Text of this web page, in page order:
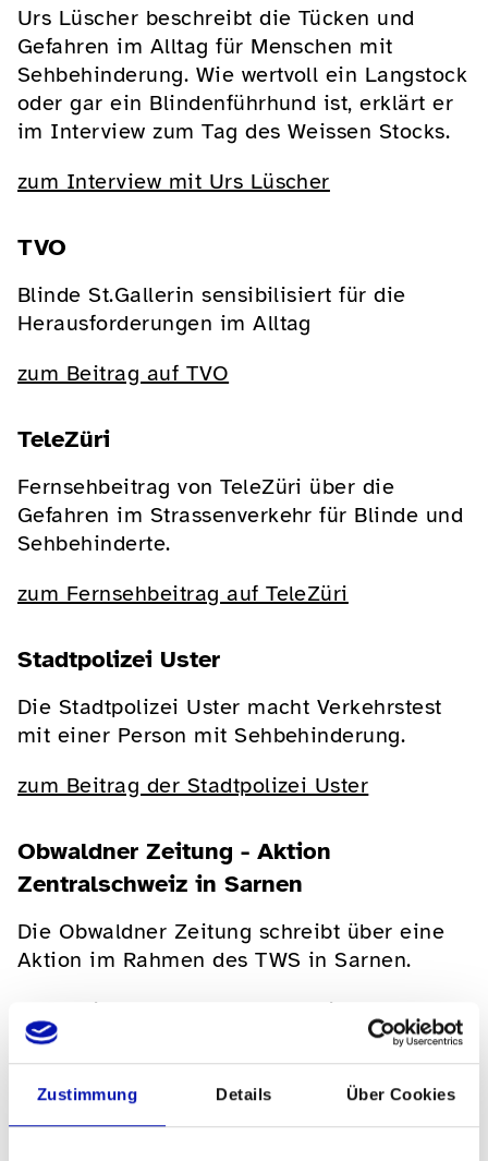
Zustimmung Details Über Cookies
Urs Lüscher beschreibt die Tücken und
Gefahren im Alltag für Menschen mit
Sehbehinderung. Wie wertvoll ein Langstock
oder gar ein Blindenführhund ist, erklärt er
im Interview zum Tag des Weissen Stocks.
zum Interview mit Urs Lüscher
TVO
Blinde St.Gallerin sensibilisiert für die
Herausforderungen im Alltag
zum Beitrag auf TVO
TeleZüri
Fernsehbeitrag von TeleZüri über die
Gefahren im Strassenverkehr für Blinde und
Sehbehinderte.
zum Fernsehbeitrag auf TeleZüri
Stadtpolizei Uster
Die Stadtpolizei Uster macht Verkehrstest
mit einer Person mit Sehbehinderung.
zum Beitrag der Stadtpolizei Uster
Obwaldner Zeitung - Aktion
Zentralschweiz in Sarnen
Die Obwaldner Zeitung schreibt über eine
Aktion im Rahmen des TWS in Sarnen.
zum Beitrag der Obwaldner Zeitung
Medien der Romandie